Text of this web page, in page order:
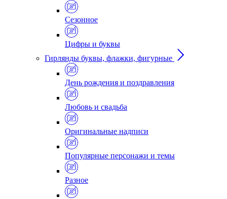
Сезонное
Цифры и буквы
Гирлянды буквы, флажки, фигурные
День рождения и поздравления
Любовь и свадьба
Оригинальные надписи
Популярные персонажи и темы
Разное